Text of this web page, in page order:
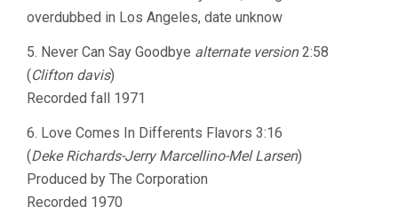
overdubbed in Los Angeles, date unknow
5. Never Can Say Goodbye alternate version2:58
(Clifton davis)
Recorded fall 1971
6. Love Comes In Differents Flavors 3:16
(Deke Richards-Jerry Marcellino-Mel Larsen)
Produced by The Corporation
Recorded 1970